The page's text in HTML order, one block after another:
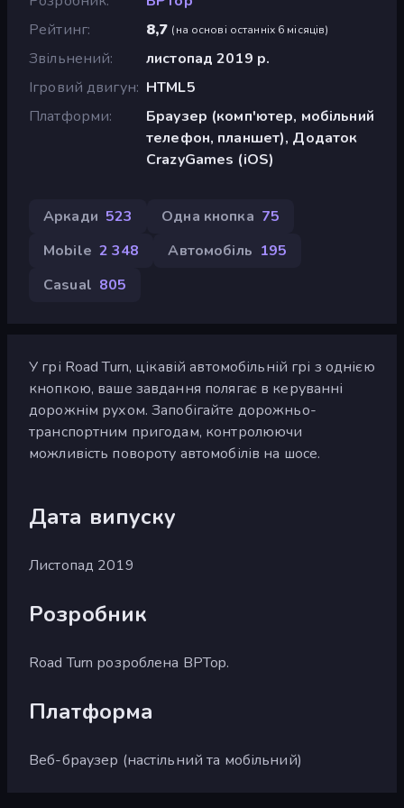
Рейтинг
8,7 (на основі останніх 6 місяців)
Звільнений
листопад 2019 р.
Ігровий двигун HTML5
Платформи
Браузер (комп'ютер, мобільний
телефон, планшет), Додаток
CrazyGames (iOS)
Аркади 523 Одна кнопка 75
Mobile 2 348 Автомобіль 195
Casual 805
У грі Road Turn, цікавій автомобільній грі з однією
кнопкою, ваше завдання полягає в керуванні
дорожнім рухом. Запобігайте дорожньо-
транспортним пригодам, контролюючи
можливість повороту автомобілів на шосе.
Дата випуску
Листопад 2019
Розробник
Road Turn розроблена BPTop.
Платформа
Веб-браузер (настільний та мобільний)